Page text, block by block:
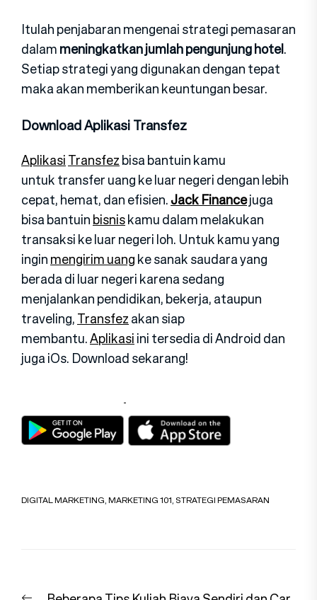
Itulah penjabaran mengenai strategi pemasaran
dalammeningkatkan jumlah pengunjung hotel.
Setiap strategi yang digunakan dengan tepat
maka akan memberikan keuntungan besar.
Download Aplikasi Transfez
AplikasiTransfezbisa bantuin kamu
untuk transfer uang ke luar negeri dengan lebih
cepat, hemat, dan efisien.Jack Financejuga
bisa bantuinbisniskamu dalam melakukan
transaksi ke luar negeri loh. Untuk kamu yang
inginmengirim uangke sanak saudara yang
berada di luar negeri karena sedang
menjalankan pendidikan, bekerja, ataupun
traveling,Transfezakan siap
membantu.Aplikasiini tersedia di Android dan
juga iOs. Download sekarang!
DIGITAL MARKETING,MARKETING 101, STRATEGI PEMASARAN